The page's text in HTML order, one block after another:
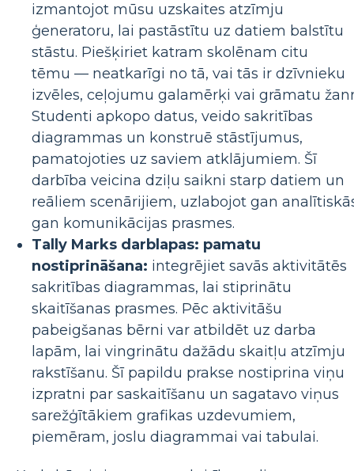
izmantojot mūsu uzskaites atzīmju
ģeneratoru, lai pastāstītu uz datiem balstītu
stāstu. Piešķiriet katram skolēnam citu
tēmu — neatkarīgi no tā, vai tās ir dzīvnieku
izvēles, ceļojumu galamērķi vai grāmatu
Studenti apkopo datus, veido sakritības
diagrammas un konstruē stāstījumus,
pamatojoties uz saviem atklājumiem. Šī
darbība veicina dziļu saikni starp datiem un
reāliem scenārijiem, uzlabojot gan
gan komunikācijas prasmes.
Tally Marks darblapas: pamatu
nostiprināšana: integrējiet savās aktivitātēs
sakritības diagrammas, lai stiprinātu
skaitīšanas prasmes. Pēc aktivitāšu
pabeigšanas bērni var atbildēt uz darba
lapām, lai vingrinātu dažādu skaitļu atzīmju
rakstīšanu. Šī papildu prakse nostiprina viņu
izpratni par saskaitīšanu un sagatavo viņus
sarežģītākiem grafikas uzdevumiem,
piemēram, joslu diagrammai vai tabulai.